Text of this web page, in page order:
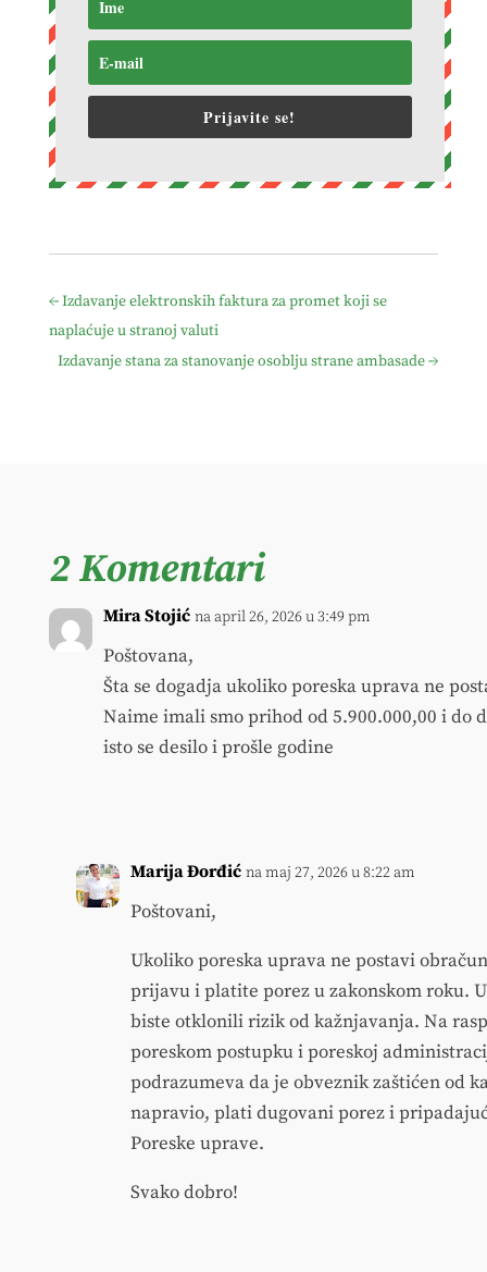
Prijavite se!
←Izdavanje elektronskih faktura za promet koji se
naplaćuje u stranoj valuti
Izdavanje stana za stanovanje osoblju strane ambasade→
2 Komentari
Mira Stojić na april 26, 2026 u 3:49 pm
Poštovana,
Šta se dogadja ukoliko poreska uprava ne
Naime imali smo prihod od 5.900.000,00 i do
isto se desilo i prošle godine
Marija Đorđić na maj 27, 2026 u 8:22 am
Poštovani,
Ukoliko poreska uprava ne postavi
prijavu i platite porez u zakonskom roku.
biste otklonili rizik od kažnjavanja. Na
poreskom postupku i poreskoj
podrazumeva da je obveznik zaštićen od
napravio, plati dugovani porez i
Poreske uprave.
Svako dobro!